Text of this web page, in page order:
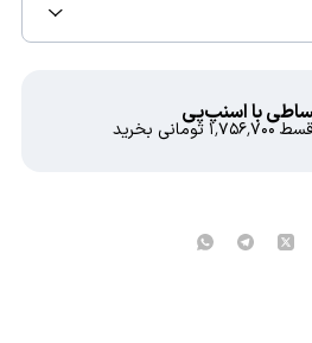
با اسنپ‌پی
۱٬۷۵۶٬۷۰۰تومانی بخرید